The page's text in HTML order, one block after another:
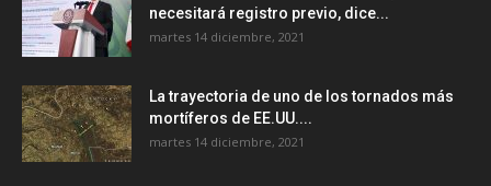
necesitará registro previo, dice...
martes 14 diciembre, 2021
La trayectoria de uno de los tornados más
mortíferos de EE.UU....
martes 14 diciembre, 2021